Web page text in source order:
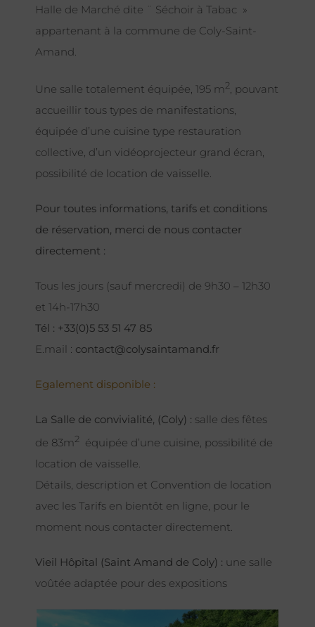
Halle de Marché dite ¨ Séchoir à Tabac »
appartenant à la commune de Coly-Saint-
Amand.
Une salle totalement équipée, 195 m2 , pouvant
accueillir tous types de manifestations,
équipée d’une cuisine type restauration
collective, d’un vidéoprojecteur grand écran,
possibilité de location de vaisselle.
Pour toutes informations, tarifs et conditions
de réservation, merci de nous contacter
directement :
Tous les jours (sauf mercredi) de 9h30 – 12h30
et 14h-17h30
Tél : +33(0)5 53 51 47 85
E.mail : contact@colysaintamand.fr
Egalement disponible :
La Salle de convivialité, (Coly) : salle des fêtes
de 83m2
équipée d’une cuisine, possibilité de
location de vaisselle.
Détails, description et Convention de location
avec les Tarifs en bientôt en ligne, pour le
moment nous contacter directement.
Vieil Hôpital (Saint Amand de Coly) : une salle
voûtée adaptée pour des expositions